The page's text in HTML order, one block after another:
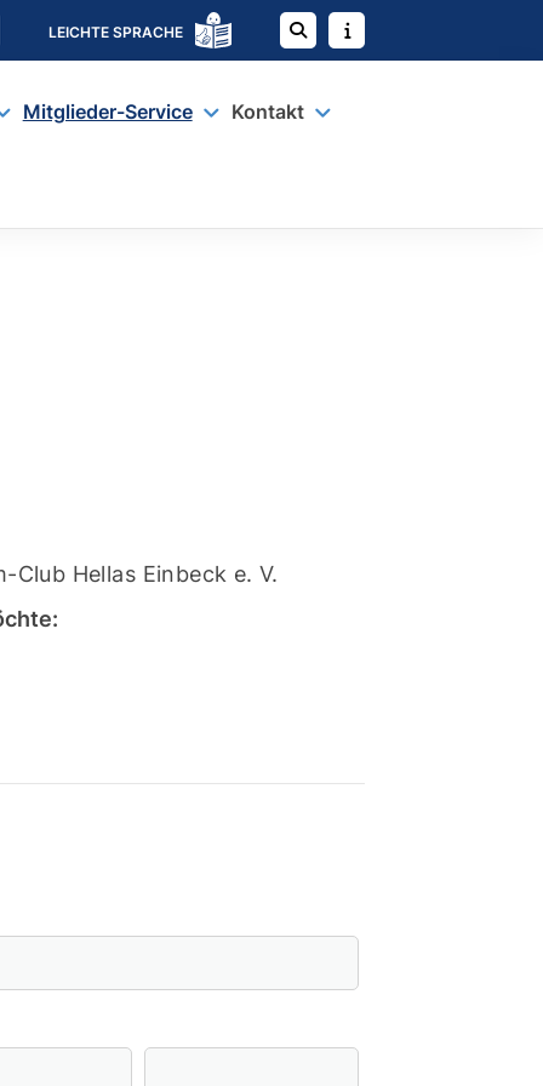
LEICHTE SPRACHE
Mitglieder-Service Kontakt
Hellas Einbeck e. V.
Hellas Einbeck e. V.
Einbeck